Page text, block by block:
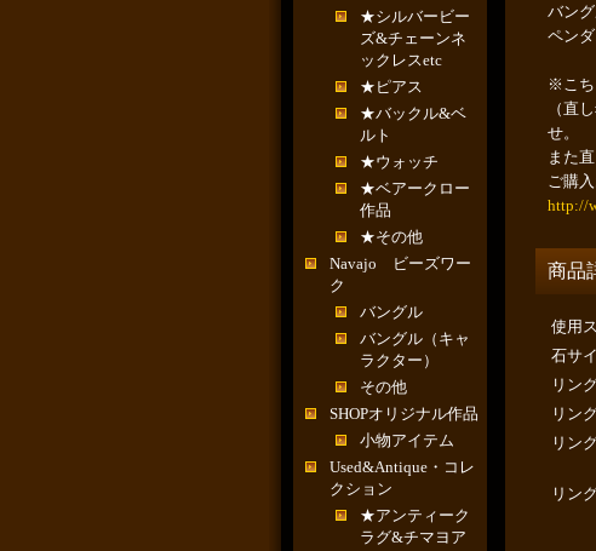
★シルバービー
ズ&チェーンネ
ックレスetc
★ピアス
★バックル&ベ
ルト
★ウォッチ
★ベアークロー
作品
★その他
Navajo ビーズワー
ク
バングル
バングル（キャ
ラクター）
その他
SHOPオリジナル作品
小物アイテム
Used&Antique・コレ
クション
★アンティーク
ラグ&チマヨア
バン
ペン
※こち
（直
せ。
また
ご購
http://
商品
使用
石サ
リン
リン
リン
リン